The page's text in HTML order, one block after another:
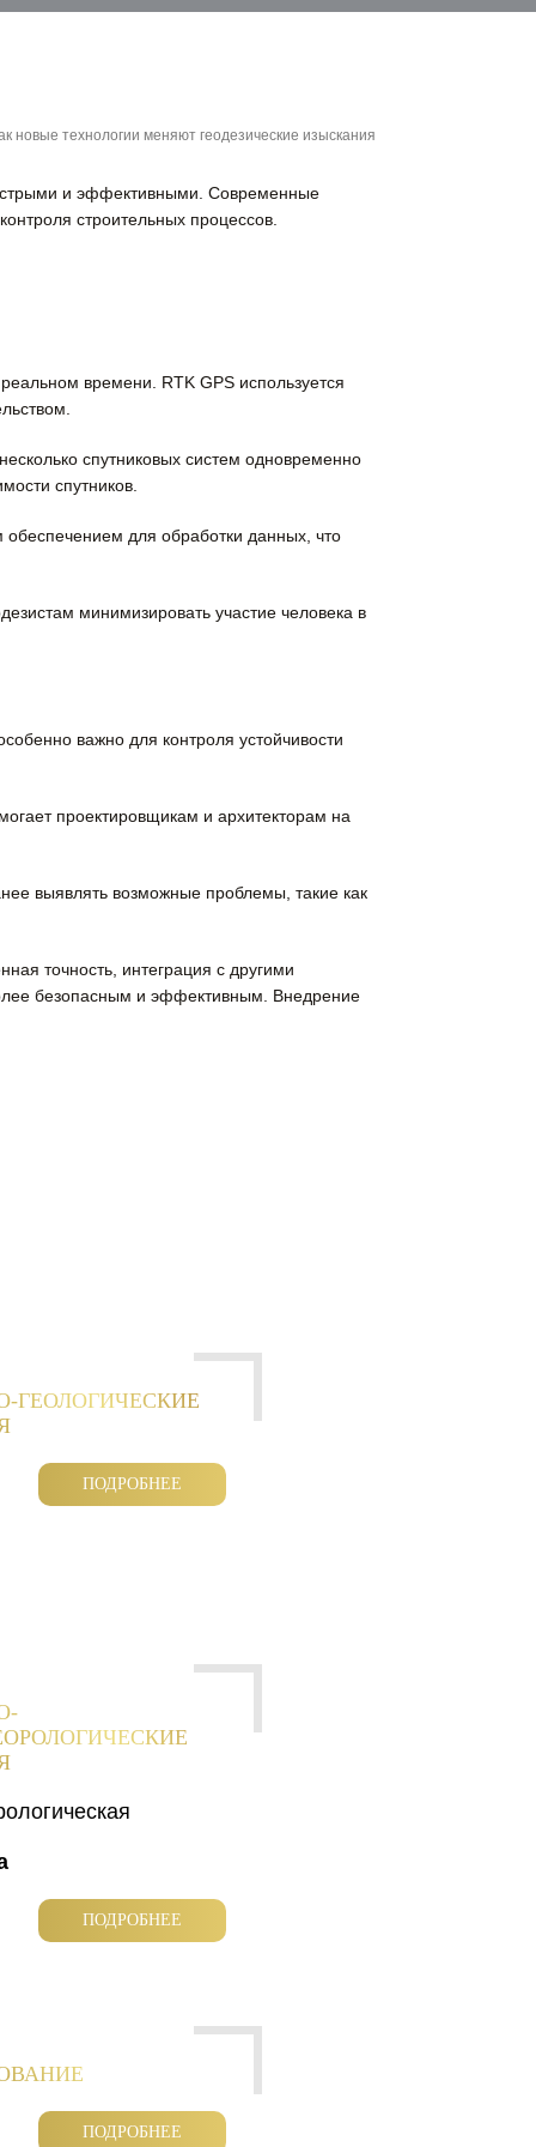
новые технологии меняют геодезические изыскания
и эффективными. Современные
строительных процессов.
времени. RTK GPS используется
спутниковых систем одновременно
спутников.
для обработки данных, что
минимизировать участие человека в
важно для контроля устойчивости
проектировщикам и архитекторам на
выявлять возможные проблемы, такие как
точность, интеграция с другими
безопасным и эффективным. Внедрение
ГЕОЛОГИЧЕСКИЕ
ПОДРОБНЕЕ
ПОДРОБНЕЕ
ПОДРОБНЕЕ